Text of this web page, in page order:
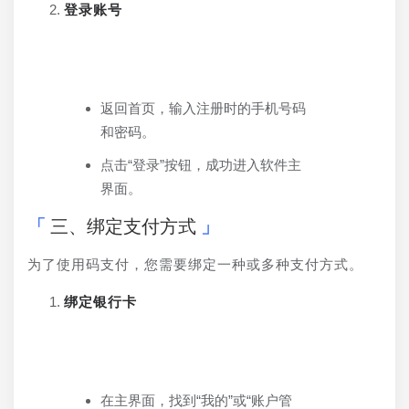
登录账号
返回首页，输入注册时的手机号码
和密码。
点击“登录”按钮，成功进入软件主
界面。
三、绑定支付方式
为了使用码支付，您需要绑定一种或多种支付方式。
绑定银行卡
在主界面，找到“我的”或“账户管